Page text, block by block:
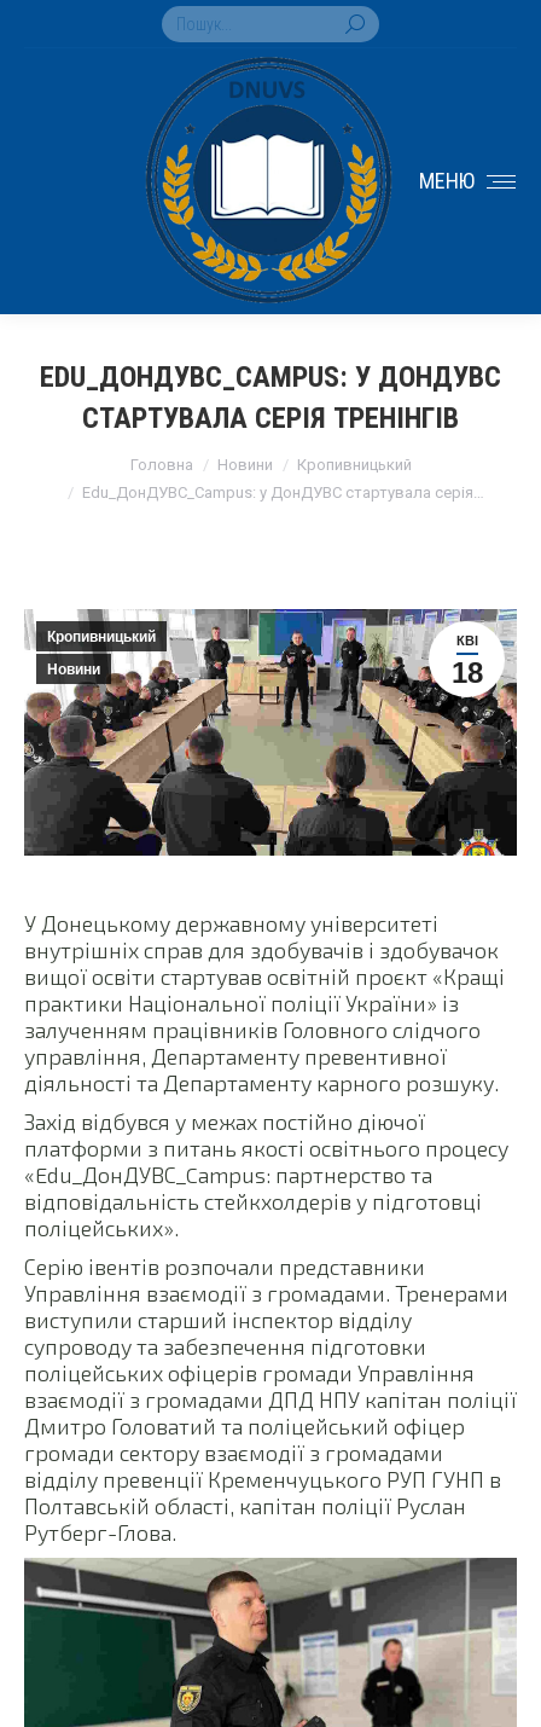
Search:
МЕНЮ
EDU_ДОНДУВС_CAMPUS: У ДОНДУВС
СТАРТУВАЛА СЕРІЯ ТРЕНІНГІВ
Головна Новини
Кропивницький
Edu_ДонДУВС_Campus: у ДонДУВС стартувала серія…
КВІ
18
Кропивницький
Новини
У Донецькому державному університеті
внутрішніх справ для здобувачів і здобувачок
вищої освіти стартував освітній проєкт «Кращі
практики Національної поліції України» із
залученням працівників Головного слідчого
управління, Департаменту превентивної
діяльності та Департаменту карного розшуку.
Захід відбувся у межах постійно діючої
платформи з питань якості освітнього процесу
«Edu_ДонДУВС_Campus: партнерство та
відповідальність стейкхолдерів у підготовці
поліцейських».
Серію івентів розпочали представники
Управління взаємодії з громадами. Тренерами
виступили старший інспектор відділу
супроводу та забезпечення підготовки
поліцейських офіцерів громади Управління
взаємодії з громадами ДПД НПУ капітан поліції
Дмитро Головатий та поліцейський офіцер
громади сектору взаємодії з громадами
відділу превенції Кременчуцького РУП ГУНП в
Полтавській області, капітан поліції Руслан
Рутберг-Глова.